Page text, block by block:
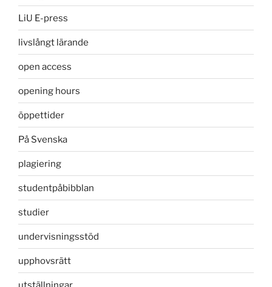
LiU E-press
livslångt lärande
open access
opening hours
öppettider
På Svenska
plagiering
studentpåbibblan
studier
undervisningsstöd
upphovsrätt